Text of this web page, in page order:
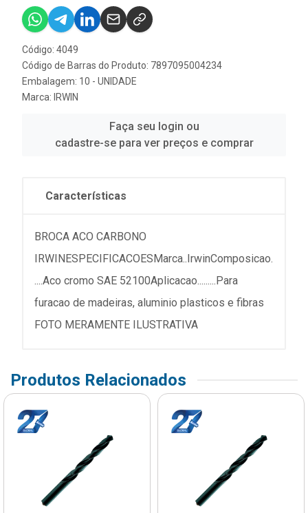
Código: 4049
Código de Barras do Produto: 7897095004234
Embalagem: 10 - UNIDADE
Marca: IRWIN
Faça seu login ou
cadastre-se para ver preços e comprar
Características
BROCA ACO CARBONO
IRWINESPECIFICACOESMarca..IrwinComposicao.
....Aco cromo SAE 52100Aplicacao.........Para
furacao de madeiras, aluminio plasticos e fibras
FOTO MERAMENTE ILUSTRATIVA
Produtos Relacionados